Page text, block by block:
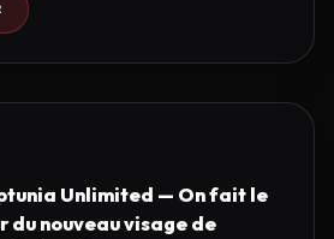
Unlimited — On fait le
du nouveau visage de